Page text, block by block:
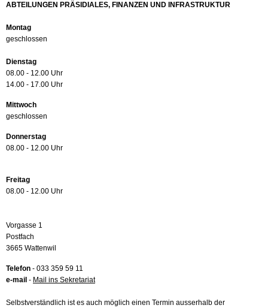
ABTEILUNGEN PRÄSIDIALES, FINANZEN UND INFRASTRUKTUR
Montag
geschlossen
Dienstag
08.00 - 12.00 Uhr
14.00 - 17.00 Uhr
Mittwoch
geschlossen
Donnerstag
08.00 - 12.00 Uhr
Freitag
08.00 - 12.00 Uhr
Vorgasse 1
Postfach
3665 Wattenwil
Telefon - 033 359 59 11
e-mail - Mail ins Sekretariat
Selbstverständlich ist es auch möglich einen Termin ausserhalb der